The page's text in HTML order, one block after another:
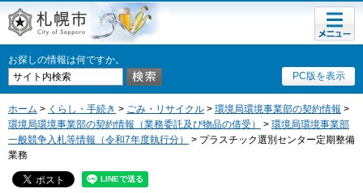
札幌市
お探しの情報は何ですか。
PC版を表示
メニュ
ー
ホーム > くらし・手続き > ごみ・リサイクル > 環境局環境事業部の契約情報 >
環境局環境事業部の契約情報（業務委託及び物品の借受）
> 環境局環境事業部
一般競争入札等情報（令和7年度執行分）
> プラスチック選別センター定期整備
業務